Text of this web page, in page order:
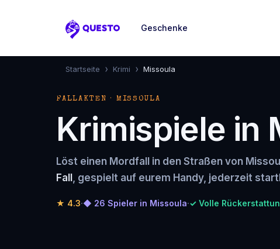
Questo
Geschenke
Startseite › Krimi › Missoula
FALLAKTEN · MISSOULA
Krimispiele in
Löst einen Mordfall in den Straßen von
Fall , gespielt auf eurem Handy, jederzeit
★ 4.3·◆ 26 Spieler in Missoula·✓ Volle